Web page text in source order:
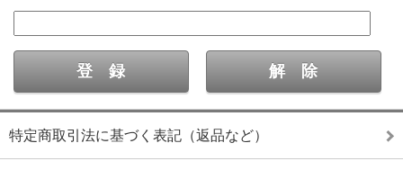
特定商取引法に基づく表記（返品など）